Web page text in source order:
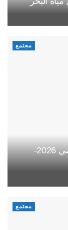
مجتمع
وزارة التربية تحسم موعد الدخول المدرسي 2026-
مجتمع